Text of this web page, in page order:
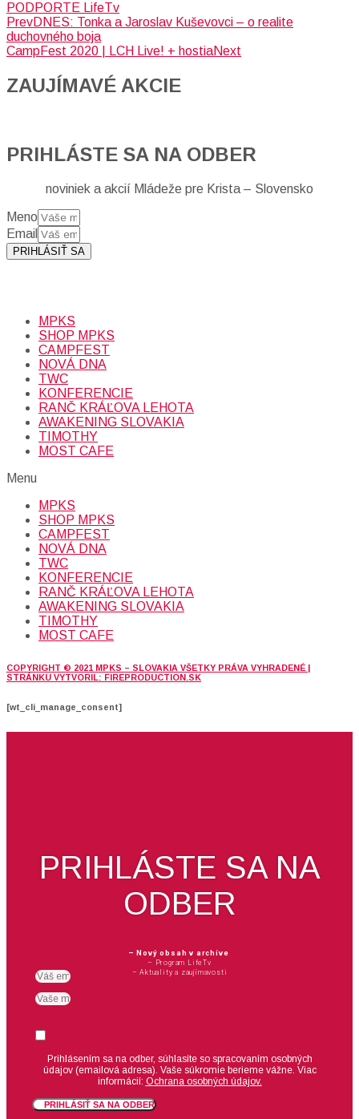
PODPORTE LifeTv
PrevDNES: Tonka a Jaroslav Kuševovci – o realite
duchovného boja
CampFest 2020 | LCH Live! + hostiaNext
ZAUJÍMAVÉ AKCIE​
PRIHLÁSTE SA NA ODBER
noviniek a akcií Mládeže pre Krista – Slovensko
Meno
Email
PRIHLÁSIŤ SA
MPKS
SHOP MPKS
CAMPFEST
NOVÁ DNA
TWC
KONFERENCIE
RANČ KRÁĽOVA LEHOTA
AWAKENING SLOVAKIA
TIMOTHY
MOST CAFE
Menu
MPKS
SHOP MPKS
CAMPFEST
NOVÁ DNA
TWC
KONFERENCIE
RANČ KRÁĽOVA LEHOTA
AWAKENING SLOVAKIA
TIMOTHY
MOST CAFE
COPYRIGHT © 2021 MPKS – SLOVAKIA VŠETKY PRÁVA VYHRADENÉ |
STRÁNKU VYTVORIL: FIREPRODUCTION.SK
[wt_cli_manage_consent]
PRIHLÁSTE SA NA
ODBER
– Nový obsah v archíve
– Program LifeTv
– Aktuality a zaujímavosti
Prihlásením sa na odber, súhlasíte so spracovaním osobných
údajov (emailová adresa). Vaše súkromie berieme vážne. Viac
informácií: Ochrana osobných údajov.
PRIHLÁSIŤ SA NA ODBER